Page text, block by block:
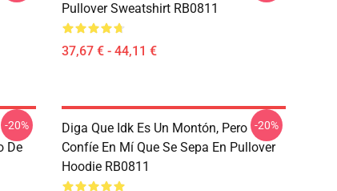
Pullover Sweatshirt RB0811
37,67 € - 44,11 €
De
-20%
Diga Que Idk Es Un Montón, Pero
Confíe En Mí Que Se Sepa En Pullover
Hoodie RB0811
-20%